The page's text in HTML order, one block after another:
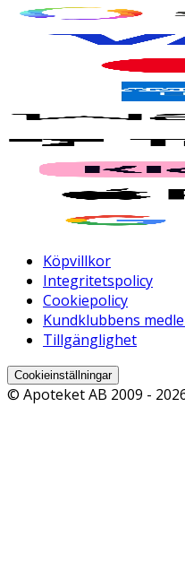
Köpvillkor
Integritetspolicy
Cookiepolicy
Kundklubbens
Tillgänglighet
Cookieinställningar
© Apoteket AB 2009 -